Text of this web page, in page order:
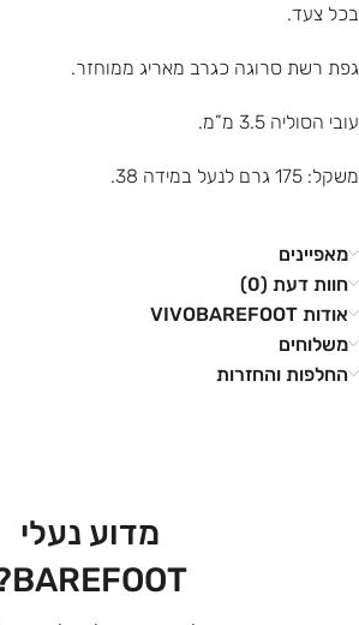
בכל צעד.
גפת רשת סרוגה כגרב מאריג ממוחזר.
עובי הסוליה 3.5 מ”מ.
משקל: 175 גרם לנעל במידה 38.
מאפיינים
חוות דעת (0)
אודות VIVOBAREFOOT
משלוחים
החלפות והחזרות
מדוע נעלי
BAREFOOT?